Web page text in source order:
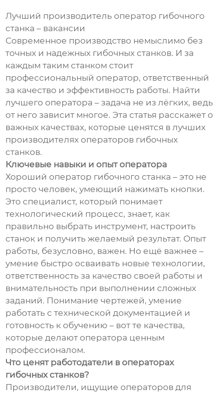
Лучший производитель оператор гибочного
станка – вакансии
Современное производство немыслимо без
точных и надежных гибочных станков. И за
каждым таким станком стоит
профессиональный оператор, ответственный
за качество и эффективность работы. Найти
лучшего оператора – задача не из лёгких, ведь
от него зависит многое. Эта статья расскажет о
важных качествах, которые ценятся в лучших
производителях операторов гибочных
станков.
Ключевые навыки и опыт оператора
Хороший оператор гибочного станка – это не
просто человек, умеющий нажимать кнопки.
Это специалист, который понимает
технологический процесс, знает, как
правильно выбрать инструмент, настроить
станок и получить желаемый результат. Опыт
работы, безусловно, важен. Но ещё важнее –
умение быстро осваивать новые технологии,
ответственность за качество своей работы и
внимательность при выполнении сложных
заданий. Понимание чертежей, умение
работать с технической документацией и
готовность к обучению – вот те качества,
которые делают оператора ценным
профессионалом.
Что ценят работодатели в операторах
гибочных станков?
Производители, ищущие операторов для